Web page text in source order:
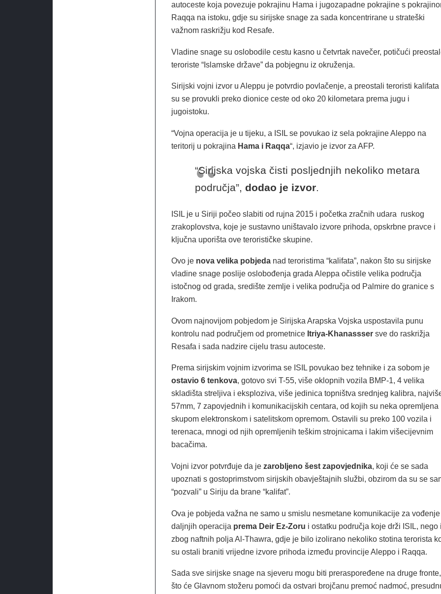
autoceste koja povezuje pokrajinu Hama i jugozapadne pokrajine s
Raqqa na istoku, gdje su sirijske snage za sada koncentrirane u strateški
važnom raskrižju kod Resafe.
Vladine snage su oslobodile cestu kasno u četvrtak navečer, potičući
teroriste “Islamske države” da pobjegnu iz okruženja.
Sirijski vojni izvor u Aleppu je potvrdio povlačenje, a preostali teroristi kalifata
su se provukli preko dionice ceste od oko 20 kilometara prema jugu i
jugoistoku.
“Vojna operacija je u tijeku, a ISIL se povukao iz sela pokrajine Aleppo na
teritorij u pokrajina Hama i Raqqa“, izjavio je izvor za AFP.
“Sirijska vojska čisti posljednjih nekoliko metara
područja”, dodao je izvor.
ISIL je u Siriji počeo slabiti od rujna 2015 i početka zračnih udara ruskog
zrakoplovstva, koje je sustavno uništavalo izvore prihoda, opskrbne pravce i
ključna uporišta ove terorističke skupine.
Ovo je nova velika pobjedanad teroristima “kalifata”, nakon što su sirijske
vladine snage poslije oslobođenja grada Aleppa očistile velika područja
istočnog od grada, središte zemlje i velika područja od Palmire do granice s
Irakom.
Ovom najnovijom pobjedom je Sirijska Arapska Vojska uspostavila punu
kontrolu nad područjem od prometnice Itriya-Khanasssersve do raskrižja
Resafa i sada nadzire cijelu trasu autoceste.
Prema sirijskim vojnim izvorima se ISIL povukao bez tehnike i za sobom je
ostavio 6 tenkova, gotovo svi T-55, više oklopnih vozila BMP-1, 4 velika
skladišta streljiva i eksploziva, više jedinica topništva srednjeg kalibra,
57mm, 7 zapovjednih i komunikacijskih centara, od kojih su neka opremljena
skupom elektronskom i satelitskom opremom. Ostavili su preko 100 vozila i
terenaca, mnogi od njih opremljenih teškim strojnicama i lakim višecijevnim
bacačima.
Vojni izvor potvrđuje da jezarobljeno šest zapovjednika, koji će se sada
upoznati s gostoprimstvom sirijskih obavještajnih službi, obzirom da su se
“pozvali” u Siriju da brane “kalifat”.
Ova je pobjeda važna ne samo u smislu nesmetane komunikacije za vođenje
daljnjih operacija prema Deir Ez-Zoru i ostatku područja koje drži ISIL, nego
zbog naftnih polja Al-Thawra, gdje je bilo izolirano nekoliko stotina terorista
su ostali braniti vrijedne izvore prihoda između provincije Aleppo i Raqqa.
Sada sve sirijske snage na sjeveru mogu biti preraspoređene na druge fronte,
što će Glavnom stožeru pomoći da ostvari brojčanu premoć nadmoć,